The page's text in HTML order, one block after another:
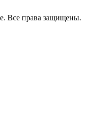
Все права защищены.